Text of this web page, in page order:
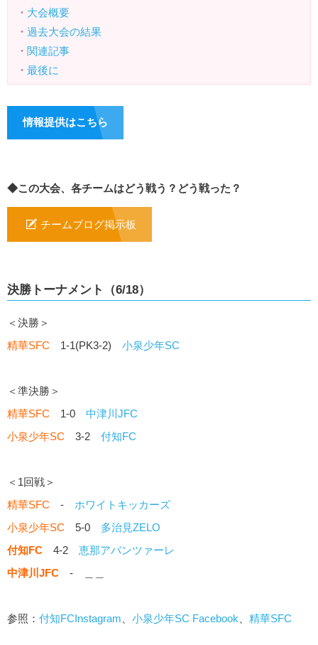
・ 大会概要
・ 過去大会の結果
・ 関連記事
・ 最後に
情報提供はこちら
◆この大会、各チームはどう戦う？どう戦った？
チームブログ掲示板
決勝トーナメント（6/18）
＜決勝＞
精華SFC 1-1(PK3-2) 小泉少年SC
＜準決勝＞
精華SFC 1-0 中津川JFC
小泉少年SC 3-2 付知FC
＜1回戦＞
精華SFC - ホワイトキッカーズ
小泉少年SC 5-0 多治見ZELO
付知FC 4-2 恵那アバンツァーレ
中津川JFC - ＿＿
参照： 付知FCInstagram 小泉少年SC Facebook 精華SFC